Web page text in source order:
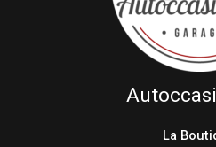
La